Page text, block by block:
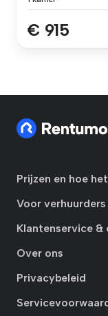
€ 915
Prijzen en hoe
Voor verhuurders
Klantenservice
Over ons
Privacybeleid